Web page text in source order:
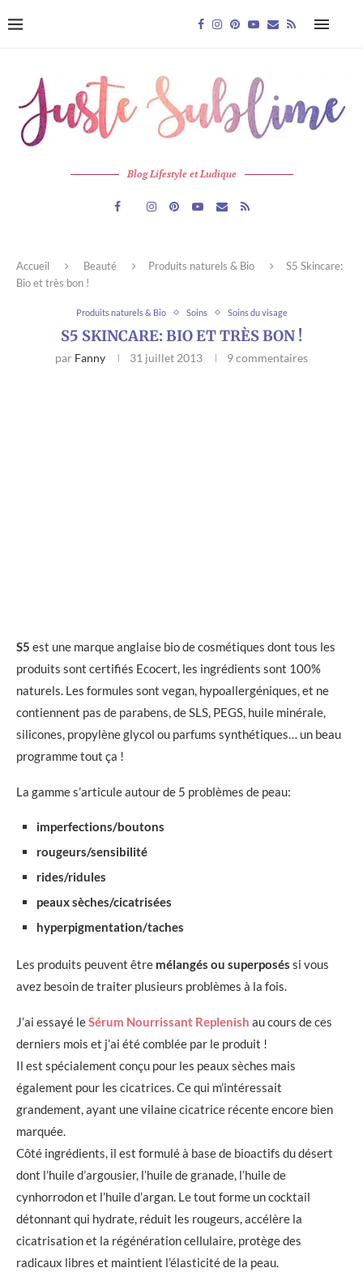
Blog Lifestyle et Ludique
Accueil Beauté Produits naturels & Bio
S5 Skincare:
Bio et très bon !
Produits naturels & Bio Soins Soins du visage
S5 SKINCARE: BIO ET TRÈS BON !
par Fanny 31 juillet 2013 9 commentaires
S5 est une marque anglaise bio de cosmétiques dont tous les
produits sont certifiés Ecocert, les ingrédients sont 100%
naturels. Les formules sont vegan, hypoallergéniques, et ne
contiennent pas de parabens, de SLS, PEGS, huile minérale,
silicones, propylène glycol ou parfums synthétiques… un beau
programme tout ça !
La gamme s’articule autour de 5 problèmes de peau:
imperfections/boutons
rougeurs/sensibilité
rides/ridules
peaux sèches/cicatrisées
hyperpigmentation/taches
Les produits peuvent être mélangés ou superposés si vous
avez besoin de traiter plusieurs problèmes à la fois.
J’ai essayé leSérum Nourrissant Replenish au cours de ces
derniers mois et j’ai été comblée par le produit !
Il est spécialement conçu pour les peaux sèches mais
également pour les cicatrices. Ce qui m’intéressait
grandement, ayant une vilaine cicatrice récente encore bien
marquée.
Côté ingrédients, il est formulé à base de bioactifs du désert
dont l’huile d’argousier, l’huile de granade, l’huile de
cynhorrodon et l’huile d’argan. Le tout forme un cocktail
détonnant qui hydrate, réduit les rougeurs, accélère la
cicatrisation et la régénération cellulaire, protège des
radicaux libres et maintient l’élasticité de la peau.